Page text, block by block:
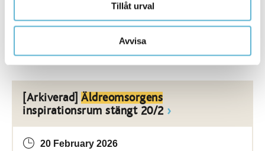
Tillåt urval
Avvisa
månader. Den här veckan haräldreomsorgen
Bromölla kommun fått nya tillskott som ska
[Arkiverad] Äldreomsorgens
inspirationsrum stängt 20/2
20 February 2026